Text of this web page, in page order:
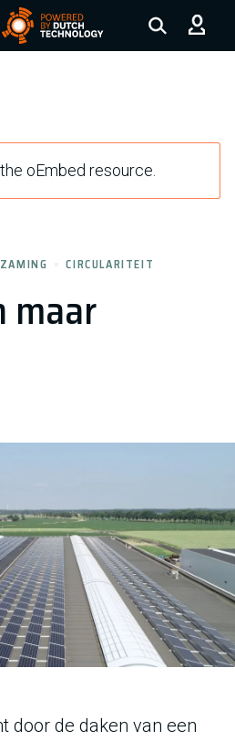
to the homepage
oEmbed resource.
maar
CIRCULARITEIT
door de daken van een